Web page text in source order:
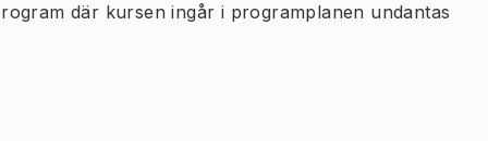
där kursen ingår i programplanen undantas